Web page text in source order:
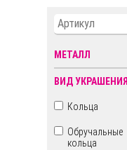
МЕТАЛЛ
ВИД УКРАШЕНИЯ
Кольца
Обручальные
кольца